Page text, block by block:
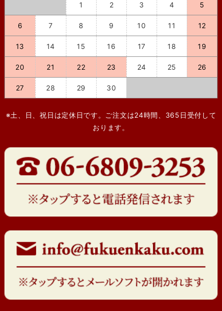
1 2 3 4 5
6 7 8 9 10 11 12
13 14 15 16 17 18 19
20 21 22 23 24 25 26
27 28 29 30
※土、日、祝日は定休日です。ご注文は24時間、365日受付して
おります。